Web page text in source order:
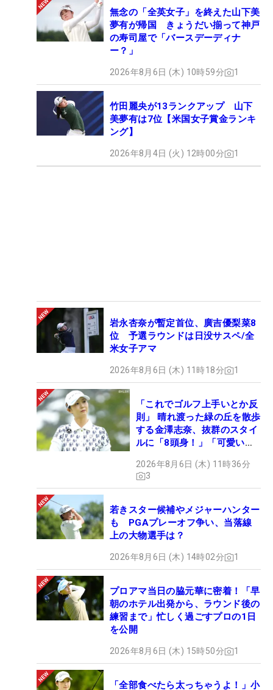
無念の「全英女子」を終えた山下美
夢有が帰国 きょうだい揃って神戸
の寿司屋で「バースデーディナ
ー？」
2026年8月6日 (木) 10時59分 1
竹田麗央が13ランクアップ 山下
美夢有は7位【米国女子賞金ランキ
ング】
2026年8月4日 (火) 12時00分 1
岩永杏奈が暫定首位、廣吉優梨菜8
位 予選ラウンドは日没サスペ/全
米女子アマ
2026年8月6日 (木) 11時18分 1
「これでゴルフ上手いとか反
則」 晴れ渡った緑の丘を散歩
する金澤志奈、抜群のスタイ
ルに「8頭身！」「可愛いに
2026年8月6日 (木) 11時36分
3
若きスター候補やメジャーハンター
も PGAプレーオフ争い、当落線
上の大物選手は？
2026年8月6日 (木) 14時02分 1
プロアマ当日の脇元華に密着！「早
朝のホテル出発から、ラウンド後の
練習まで」忙しく過ごすプロの1日
を公開
2026年8月6日 (木) 15時50分 1
「全部食べたら太っちゃうよ！」小